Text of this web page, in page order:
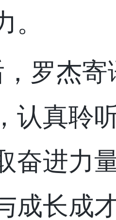
。
罗杰寄
认真聆
奋进力
成长成